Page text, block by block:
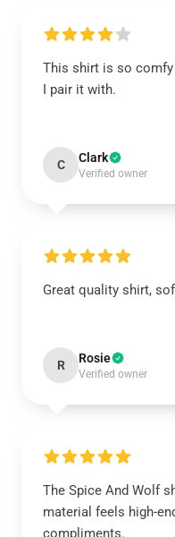
This shirt is so
I pair it with.
C Clark
Verified owner
Great quality shirt,
R Rosie
Verified owner
The Spice And Wolf
material feels high-
compliments.